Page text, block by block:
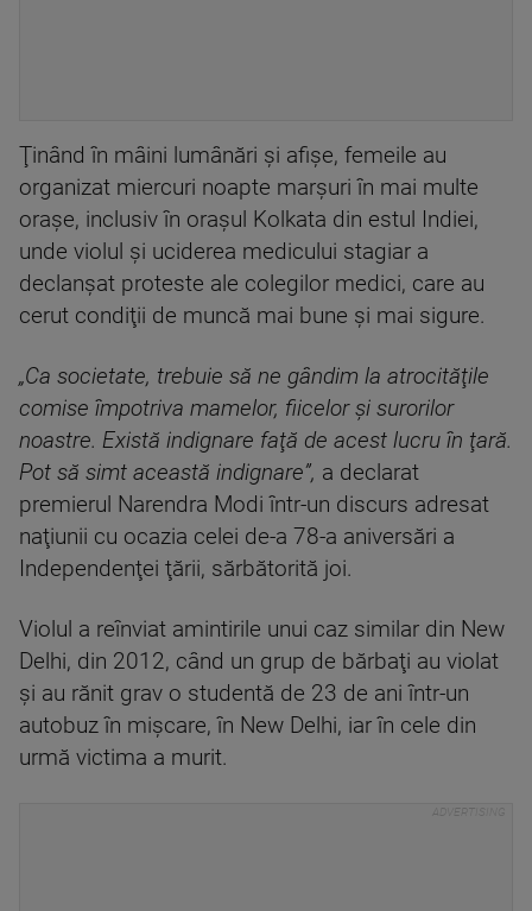
Ţinând în mâini lumânări şi afişe, femeile au
organizat miercuri noapte marşuri în mai multe
oraşe, inclusiv în oraşul Kolkata din estul Indiei,
unde violul şi uciderea medicului stagiar a
declanşat proteste ale colegilor medici, care au
cerut condiţii de muncă mai bune şi mai sigure.
„Ca societate, trebuie să ne gândim la atrocităţile
comise împotriva mamelor, fiicelor şi surorilor
noastre. Există indignare faţă de acest lucru în ţară.
Pot să simt această indignare”, a declarat
premierul Narendra Modi într-un discurs adresat
naţiunii cu ocazia celei de-a 78-a aniversări a
Independenţei ţării, sărbătorită joi.
Violul a reînviat amintirile unui caz similar din New
Delhi, din 2012, când un grup de bărbaţi au violat
şi au rănit grav o studentă de 23 de ani într-un
autobuz în mişcare, în New Delhi, iar în cele din
urmă victima a murit.